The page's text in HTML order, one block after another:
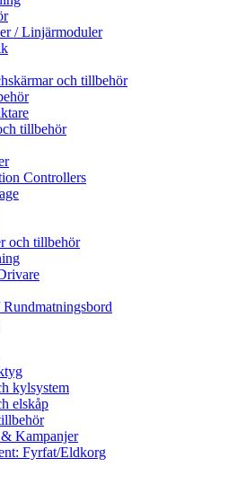
/ Linjärmoduler
och tillbehör
tillbehör
Controllers
och tillbehör
kylsystem
elskåp
Kampanjer
Fyrfat/Eldkorg